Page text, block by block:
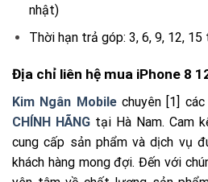
nhật)
Thời hạn trả góp: 3, 6, 9, 12, 15
Địa chỉ liên hệ mua iPhone 8
Kim Ngân Mobilechuyên [1]
CHÍNH HÃNG tại Hà Nam. Cam
cung cấp sản phẩm và dịch vụ
khách hàng mong đợi. Đến với